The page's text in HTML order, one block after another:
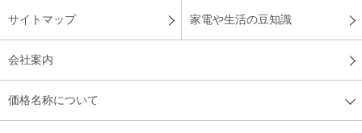
以前使ってたト－スタ－よりコンパクトになりましたが、２枚
の食パンでも焼きムラなく綺麗に焼けました！満足です。
コンパクトで置き場に困らない
サイトマップ 家電や生活の豆知識
会社案内
価格名称について